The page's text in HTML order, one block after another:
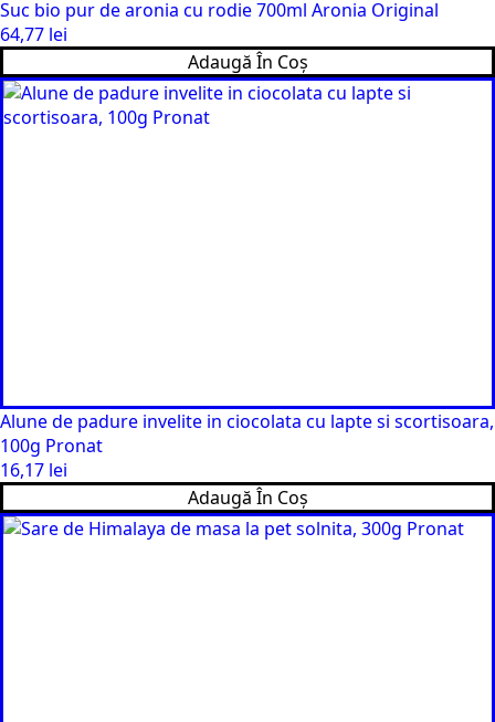
Suc bio pur de aronia cu rodie 700ml Aronia Original
64,77 lei
Adaugă În Coș
Alune de padure invelite in ciocolata cu lapte si scortisoara,
100g Pronat
16,17 lei
Adaugă În Coș